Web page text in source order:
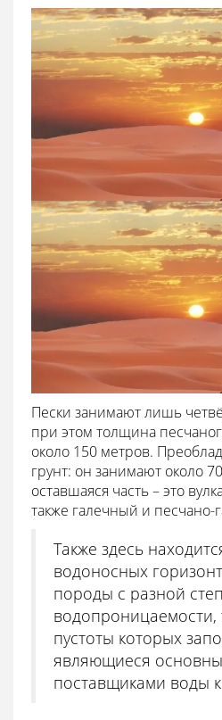
Пески занимают лишь
при этом толщина
около 150 метров.
грунт: он занимают около
оставшаяся часть – это
также галечный и песчано-
Также здесь
водоносных
породы с разной
пустоты которых
являющиеся
поставщиками воды